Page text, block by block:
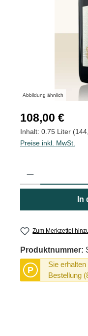
Abbildung ähnlich
Regulärer Preis:
108,00 €
Inhalt: 0.75 Liter
Preise inkl. MwSt.
Produkt Anzahl: Gib
In
Zum Merkzettel
Produktnummer:
P
Sie
Bestellung